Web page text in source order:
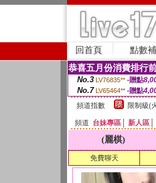
回首頁 點數
恭喜五月份消費排行
No.3 LV76835** -贈點
No.7 LV65464** -贈點
頻道指數
限制級(
頻道 台妹專區 新人區
(麗棋)
免費聊天